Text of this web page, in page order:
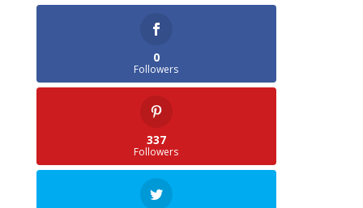
0
Followers
337
Followers